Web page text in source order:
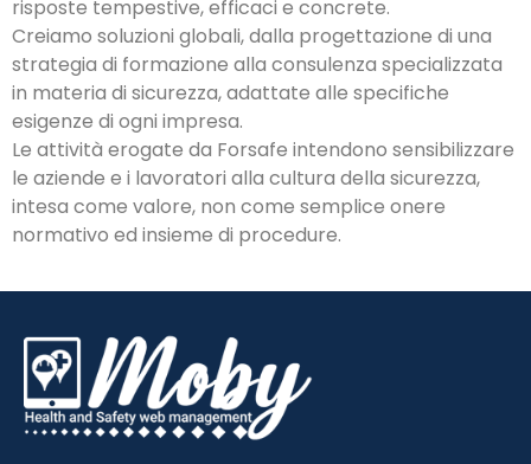
risposte tempestive, efficaci e concrete.
Creiamo soluzioni globali, dalla progettazione di una
strategia di formazione alla consulenza specializzata
in materia di sicurezza, adattate alle specifiche
esigenze di ogni impresa.
Le attività erogate da Forsafe intendono sensibilizzare
le aziende e i lavoratori alla cultura della sicurezza,
intesa come valore, non come semplice onere
normativo ed insieme di procedure.